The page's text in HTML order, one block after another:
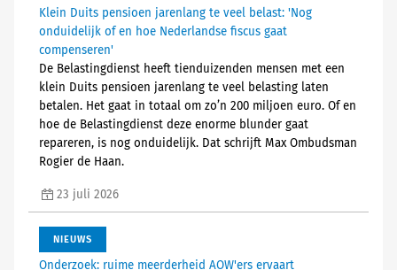
Klein Duits pensioen jarenlang te veel belast: 'Nog
onduidelijk of en hoe Nederlandse fiscus gaat
compenseren'
De Belastingdienst heeft tienduizenden mensen met een
klein Duits pensioen jarenlang te veel belasting laten
betalen. Het gaat in totaal om zo’n 200 miljoen euro. Of en
hoe de Belastingdienst deze enorme blunder gaat
repareren, is nog onduidelijk. Dat schrijft Max Ombudsman
Rogier de Haan.
23 juli 2026
NIEUWS
Onderzoek: ruime meerderheid AOW'ers ervaart